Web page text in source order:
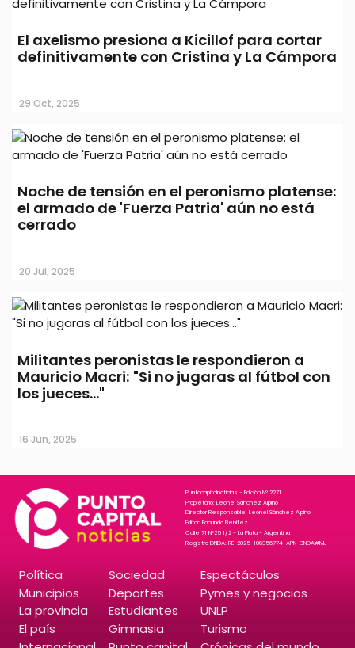
El axelismo presiona a Kicillof para cortar
definitivamente con Cristina y La Cámpora
29 Oct, 2025
Noche de tensión en el peronismo platense:
el armado de 'Fuerza Patria' aún no está
cerrado
20 Jul, 2025
Militantes peronistas le respondieron a
Mauricio Macri: "Si no jugaras al fútbol con
los jueces..."
16 Jun, 2025
Puntocapitalnoticias - Edición N° 2271
Propietario: Leonel Sánchez Alpino
Director Responsable: Leonel Sánchez Alpino
Editor: Facundo Benitez
Calle 71 N°25 1/2 - La Plata - Argentina
Registro DNDA: RE-2025-106356774-APN-DNDA#MJ
Política
Municipios
La provincia
El país
Sociedad
Deportes
Estudiantes
Gimnasia
Espectáculos
Pymes y negocios
UNLP
Turismo